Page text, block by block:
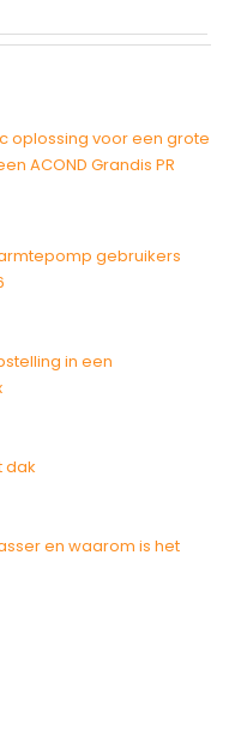
oplossing voor een grote
ACOND Grandis PR
gebruikers
in een
dak
en waarom is het